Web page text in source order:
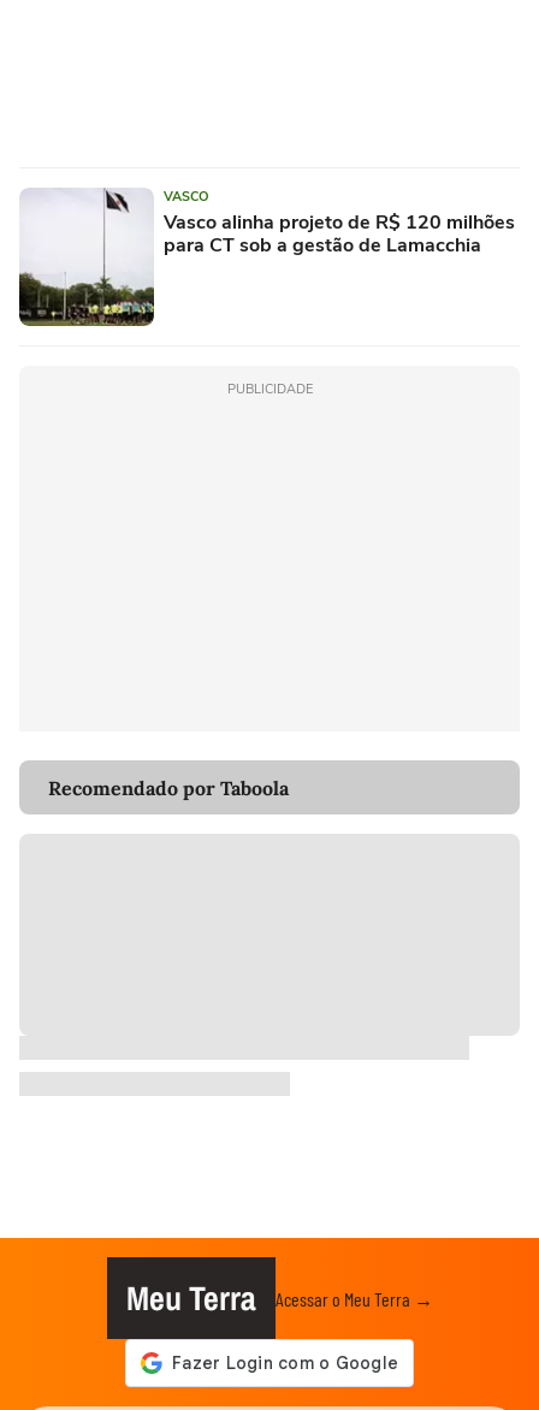
VASCO
Vasco alinha projeto de R$ 120 milhões
para CT sob a gestão de Lamacchia
PUBLICIDADE
Recomendado por Taboola
Meu Terra Acessar o Meu Terra →